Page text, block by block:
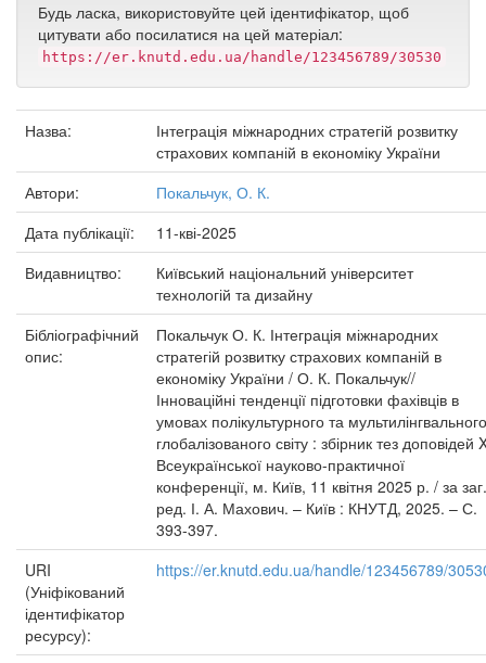
Будь ласка, використовуйте цей ідентифікатор, щоб
цитувати або посилатися на цей матеріал:
https://er.knutd.edu.ua/handle/123456789/30530
Назва:
Інтеграція міжнародних стратегій розвитку
страхових компаній в економіку України
Автори:
Покальчук, О. К.
Дата публікації:
11-кві-2025
Видавництво:
Київський національний університет
технологій та дизайну
Бібліографічний
опис:
Покальчук О. К. Інтеграція міжнародних
стратегій розвитку страхових компаній в
економіку України / О. К. Покальчук//
Інноваційні тенденції підготовки фахівців в
умовах полікультурного та мультилінгвального
глобалізованого світу : збірник тез доповідей
Всеукраїнської науково-практичної
конференції, м. Київ, 11 квітня 2025 р. / за заг.
ред. І. А. Махович. – Київ : КНУТД, 2025. – С.
393-397.
URI
(Уніфікований
ідентифікатор
ресурсу):
https://er.knutd.edu.ua/handle/123456789/